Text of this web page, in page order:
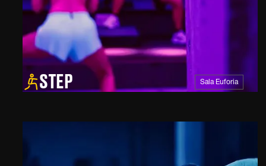
STEP Sala Euforia